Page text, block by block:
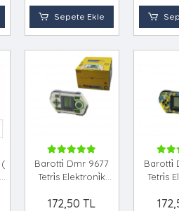
Sepete Ekle
Barotti̇ Dmr 9677
Tetri̇s Elektroni̇k
172,50 TL
Barotti̇
Tetri̇s